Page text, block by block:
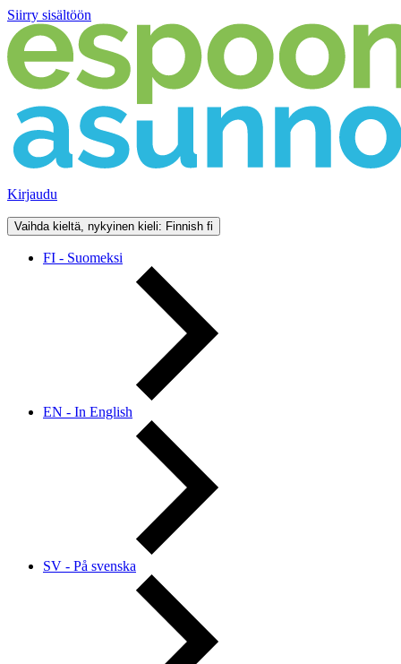
Siirry sisältöön
Kirjaudu
Vaihda kieltä, nykyinen kieli: Finnish fi
FI - Suomeksi
EN - In English
SV - På svenska